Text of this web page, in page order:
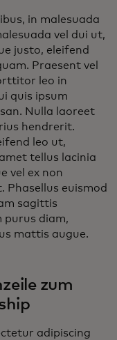
in malesuada
vel dui ut,
justo, eleifend
Praesent vel
leo in
quis ipsum
Nulla laoreet
hendrerit.
leo ut,
tellus lacinia
vel ex non
euismod
sagittis
purus diam,
mattis augue.
zum
adipiscing